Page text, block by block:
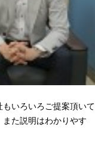
いろいろご提案頂いて
た説明はわかりやす